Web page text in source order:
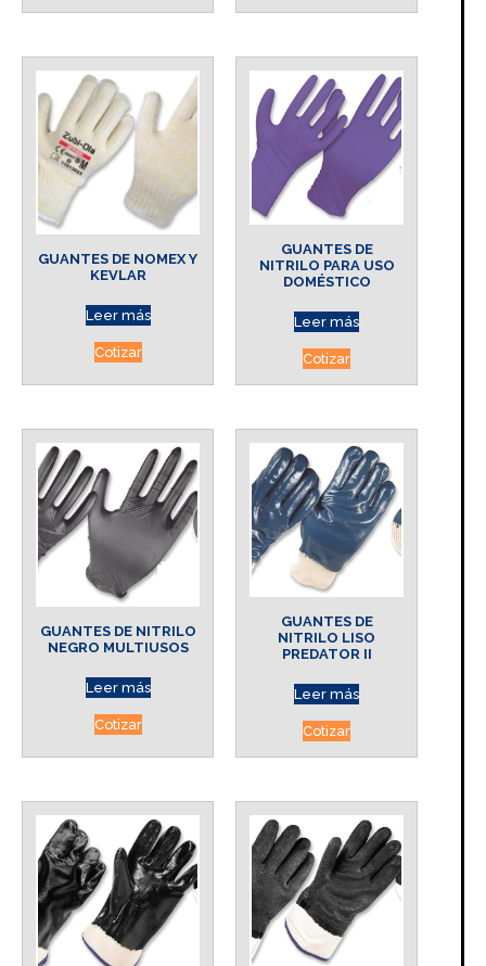
GUANTES DE NOMEX Y
KEVLAR
Leer más
Cotizar
GUANTES DE
NITRILO PARA USO
DOMÉSTICO
Leer más
Cotizar
GUANTES DE NITRILO
NEGRO MULTIUSOS
Leer más
Cotizar
GUANTES DE
NITRILO LISO
PREDATOR II
Leer más
Cotizar